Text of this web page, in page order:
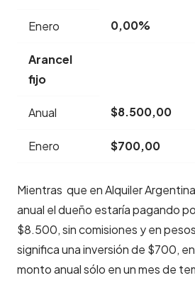
Enero 0,00%
Arancel
fijo
Anual $8.500,00
Enero $700,00
Mientras que en Alquiler
anual el dueño estaría pagando
$8.500, sin comisiones y en
significa una inversión de $700,
monto anual sólo en un mes de